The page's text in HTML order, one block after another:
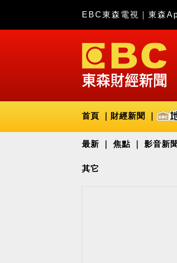
EBC東森電視 東森
首頁 財經新聞
最新 焦點 影音新聞
其它